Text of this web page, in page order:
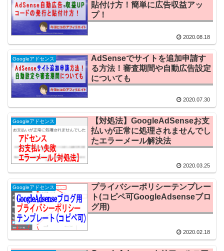
貼付け方！簡単に広告収益アッ
プ！
2020.08.18
Googleアドセンス
AdSenseでサイトを追加申請す
る方法！審査期間や自動広告設定
についても
2020.07.30
Googleアドセンス
【対処法】GoogleAdSenseお支
払いが正常に処理されませんでし
たエラーメール解決法
2020.03.25
Googleアドセンス
プライバシーポリシーテンプレー
ト(コピペ可GoogleAdsenseブロ
グ用)
2020.02.18